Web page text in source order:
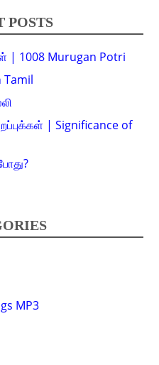
POSTS
| 1008 Murugan Potri
Tamil
| Significance of
MP3